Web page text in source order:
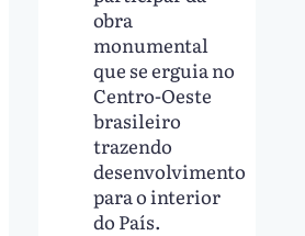
obra
monumental
que se erguia no
Centro-Oeste
brasileiro
trazendo
desenvolvimento
para o interior
do País.